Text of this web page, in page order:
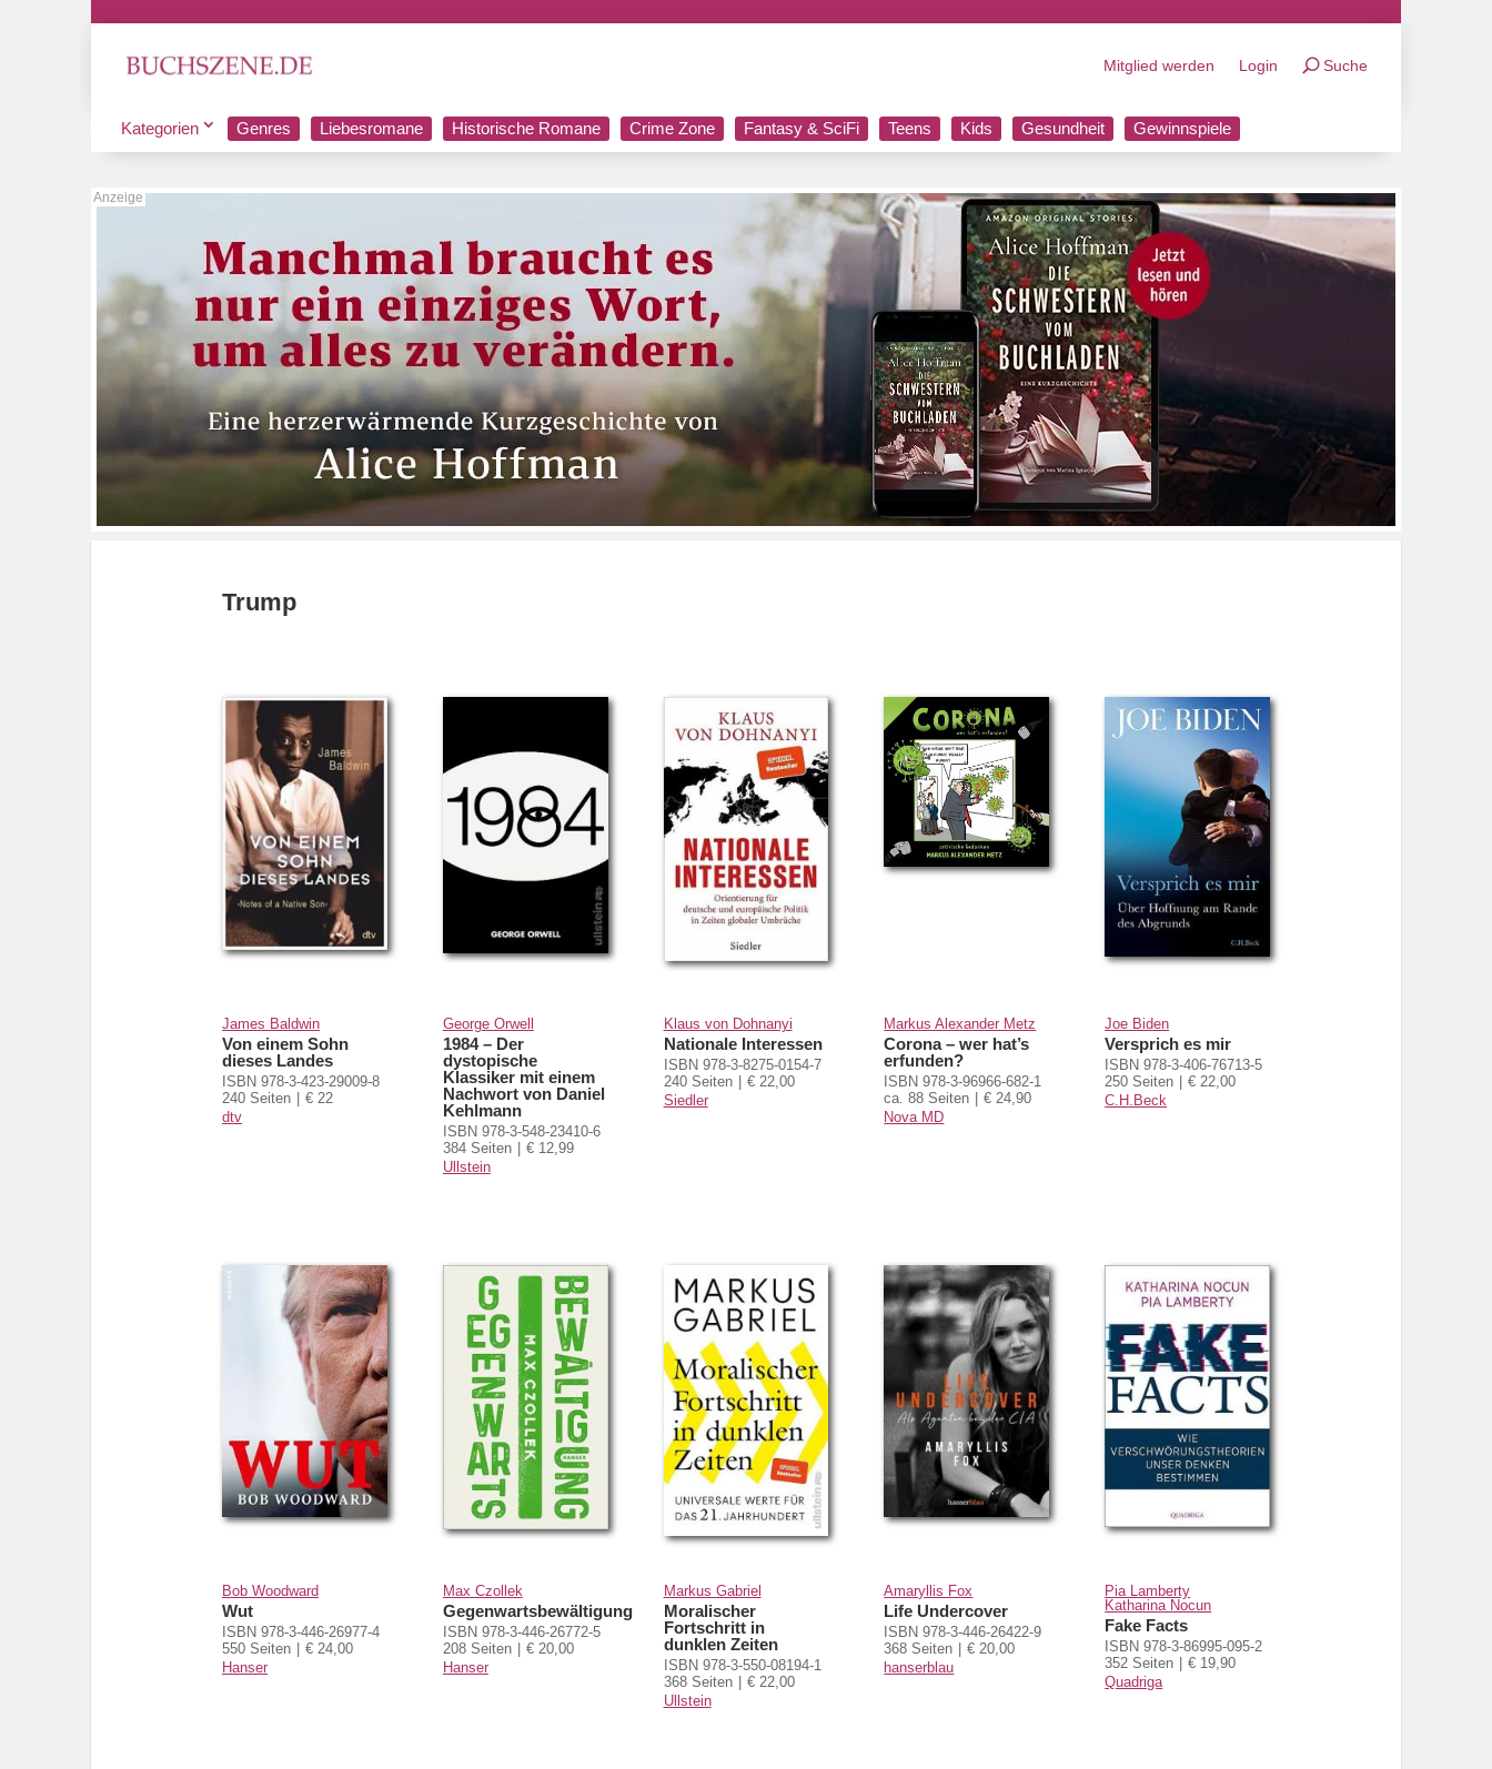
Mitglied werden Login Suche
Kategorien Genres Liebesromane Historische Romane Crime Zone Fantasy & SciFi Teens Kids Gesundheit Gewinnspiele
Trump
James Baldwin
Von einem Sohn
dieses Landes
ISBN 978-3-423-29009-8
240 Seiten
€ 22
dtv
George Orwell
1984 – Der
dystopische
Klassiker mit einem
Nachwort von Daniel
Kehlmann
ISBN 978-3-548-23410-6
384 Seiten
€ 12,99
Ullstein
Klaus von Dohnanyi
Nationale Interessen
ISBN 978-3-8275-0154-7
240 Seiten
€ 22,00
Siedler
Markus Alexander Metz
Corona – wer hat’s
erfunden?
ISBN 978-3-96966-682-1
ca. 88 Seiten
€ 24,90
Nova MD
Joe Biden
Versprich es mir
ISBN 978-3-406-76713-5
250 Seiten
€ 22,00
C.H.Beck
Bob Woodward
Wut
ISBN 978-3-446-26977-4
550 Seiten
€ 24,00
Hanser
Max Czollek
Gegenwartsbewältigung
ISBN 978-3-446-26772-5
208 Seiten
€ 20,00
Hanser
Markus Gabriel
Moralischer
Fortschritt in
dunklen Zeiten
ISBN 978-3-550-08194-1
368 Seiten
€ 22,00
Ullstein
Amaryllis Fox
Life Undercover
ISBN 978-3-446-26422-9
368 Seiten
€ 20,00
hanserblau
Pia Lamberty
Katharina Nocun
Fake Facts
ISBN 978-3-86995-095-2
352 Seiten
€ 19,90
Quadriga